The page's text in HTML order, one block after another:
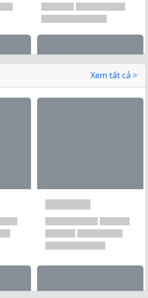
Xem tất cả >